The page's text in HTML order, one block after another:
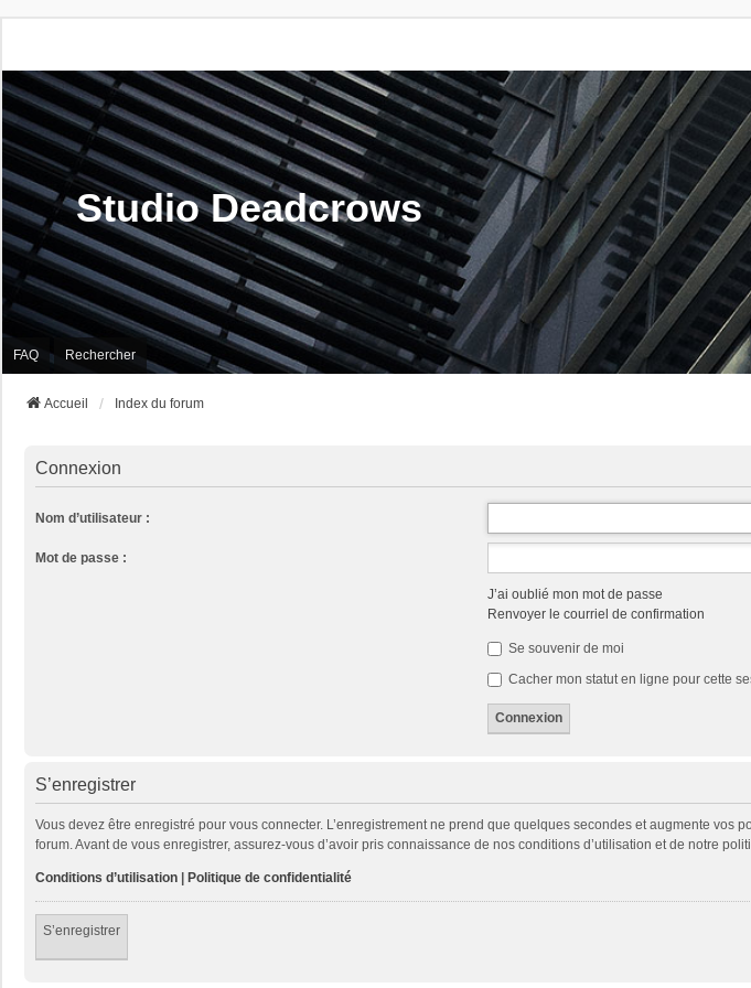
Studio Deadcrows
FAQ Rechercher
Accueil Index du forum
Connexion
Nom d’utilisateur :
Mot de passe :
J’ai oublié mon mot de passe
Renvoyer le courriel de confirmation
Se souvenir de moi
Cacher mon statut en ligne pour cette
S’enregistrer
Vous devez être enregistré pour vous connecter. L’enregistrement ne prend que quelques secondes et augmente
forum. Avant de vous enregistrer, assurez-vous d’avoir pris connaissance de nos conditions d’utilisation et de notre
Conditions d’utilisation | Politique de confidentialité
S’enregistrer